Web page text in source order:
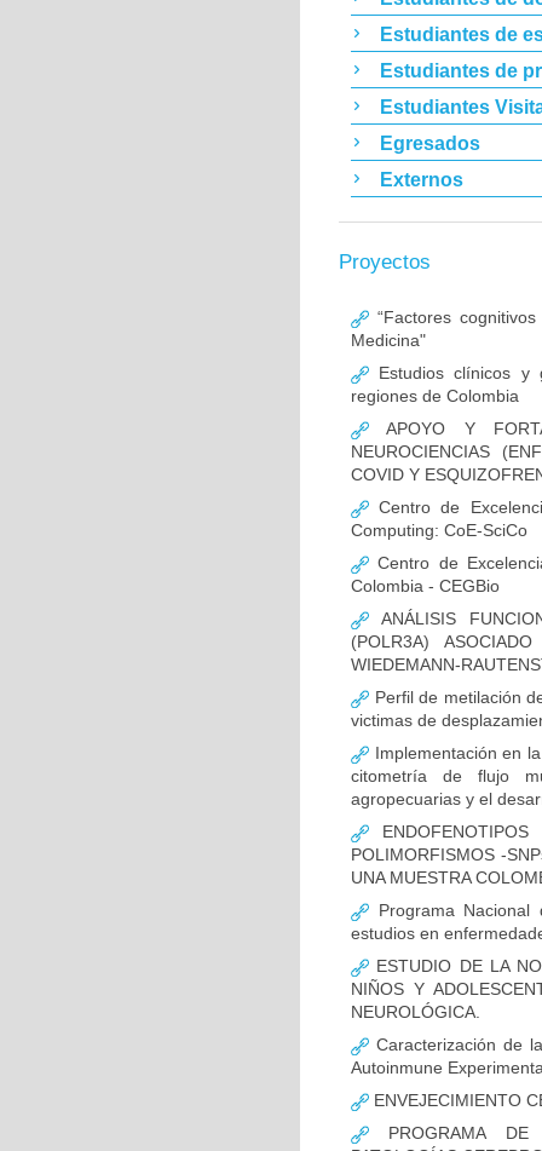
Estudiantes de
Estudiantes de
Estudiantes
Egresados
Externos
Proyectos
“Factores
Medicina"
Estudios clínicos y
regiones de Colombia
APOYO Y
NEUROCIENCIAS
COVID Y
Centro de
Computing: CoE-SciCo
Centro de
Colombia - CEGBio
ANÁLISIS
(POLR3A)
WIEDEMANN-
Perfil de metilación
victimas de
Implementación en
citometría de flujo
agropecuarias y el
POLIMORFISMOS -
UNA MUESTRA
Programa Nacional
estudios en
ESTUDIO DE LA
NIÑOS Y
NEUROLÓGICA.
Caracterización de
Autoinmune
ENVEJECIMIENTO
PROGRAMA DE